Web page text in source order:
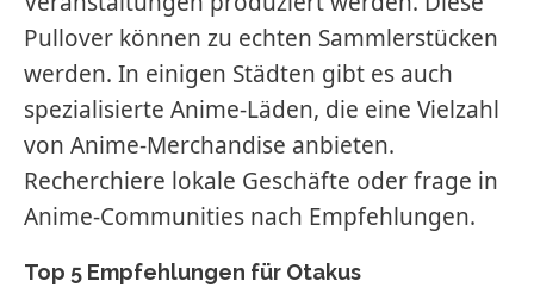
Pullover können zu echten Sammlerstücken
werden. In einigen Städten gibt es auch
spezialisierte Anime-Läden, die eine Vielzahl
von Anime-Merchandise anbieten.
Recherchiere lokale Geschäfte oder frage in
Anime-Communities nach Empfehlungen.
Top 5 Empfehlungen für Otakus